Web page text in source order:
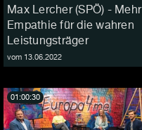
Max Lercher (SPÖ) - Mehr
Empathie für die wahren
Leistungsträger
vom 13.06.2022
01:00:30